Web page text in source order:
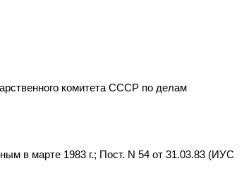
комитета СССР по делам
в марте 1983 г.; Пост. N 54 от 31.03.83 (ИУС